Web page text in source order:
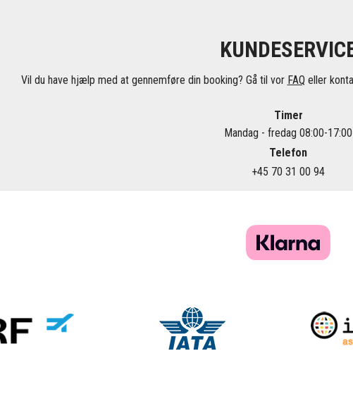
Vil du have hjælp med at gennemføre din booking? Gå til vor FAQ eller
Timer
Mandag - fredag 08:00-17:00
Telefon
+45 70 31 00 94